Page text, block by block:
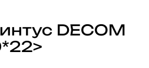
DECOM